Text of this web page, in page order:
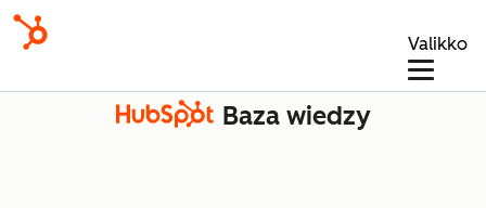
Valikko
Baza wiedzy